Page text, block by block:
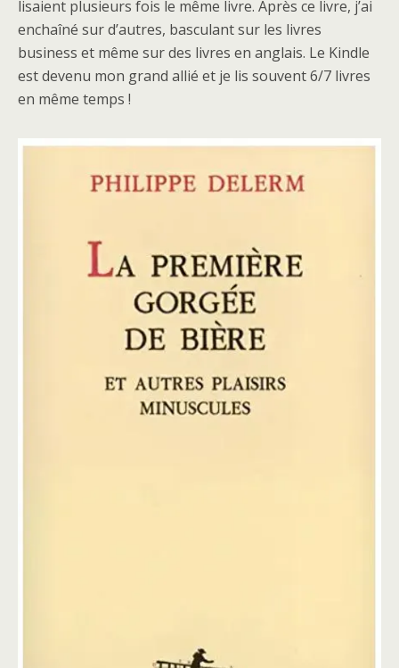
lisaient plusieurs fois le même livre. Après ce livre, j’ai
enchaîné sur d’autres, basculant sur les livres
business et même sur des livres en anglais. Le Kindle
est devenu mon grand allié et je lis souvent 6/7 livres
en même temps !